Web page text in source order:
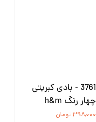
3761 - بادی کبریتی
چهار رنگ h&m
۳۹۸,۰۰۰ تومان